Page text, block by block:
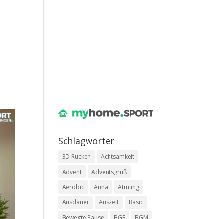
Schlag­wör­ter
3D Rücken
Achtsamkeit
Advent
Adventsgruß
Aerobic
Anna
Atmung
Ausdauer
Auszeit
Basic
Bewegte Pause
BGF BGM